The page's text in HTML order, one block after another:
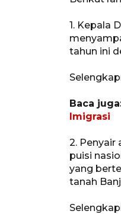
1. Kepala
tahun ini
Baca
Imigrasi
2. Penyair
puisi
yang
tanah